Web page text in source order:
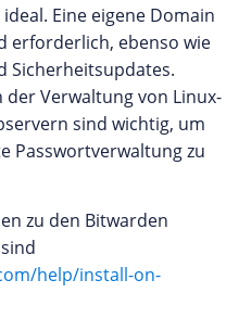
Eine eigene Domain
erforderlich, ebenso wie
Sicherheitsupdates.
der Verwaltung von Linux-
sind wichtig, um
Passwortverwaltung zu
zu den Bitwarden
help/install-on-